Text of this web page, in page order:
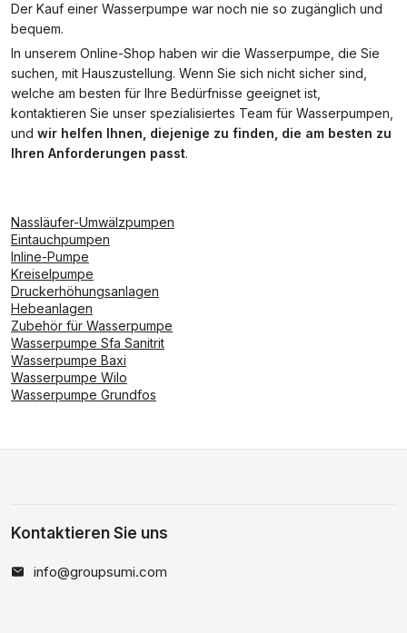
Der Kauf einer Wasserpumpe war noch nie so zugänglich und
bequem.
In unserem Online-Shop haben wir die Wasserpumpe, die Sie
suchen, mit Hauszustellung. Wenn Sie sich nicht sicher sind,
welche am besten für Ihre Bedürfnisse geeignet ist,
kontaktieren Sie unser spezialisiertes Team für Wasserpumpen,
und wir helfen Ihnen, diejenige zu finden, die am besten zu
Ihren Anforderungen passt.
Nassläufer-Umwälzpumpen
Eintauchpumpen
Inline-Pumpe
Kreiselpumpe
Druckerhöhungsanlagen
Hebeanlagen
Zubehör für Wasserpumpe
Wasserpumpe Sfa Sanitrit
Wasserpumpe Baxi
Wasserpumpe Wilo
Wasserpumpe Grundfos
Kontaktieren Sie uns
info@groupsumi.com